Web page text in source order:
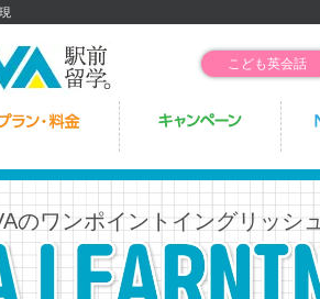
こども英会話
のワンポイントイングリッシュ